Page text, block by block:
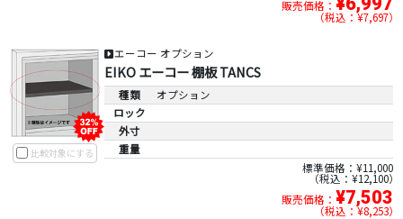
販売価格：
税込：¥7,697
比較対象にする
エーコー オプション
EIKO エーコー 棚板 TANCS
種類
オプション
ロック
外寸
重量
標準価格：¥11,000
税込：¥12,100
販売価格： ¥7,503
税込：¥8,253